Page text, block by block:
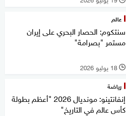
عالم
سنتكوم: الحصار البحري على إيران
مستمر "بصرامة"
l 18 يوليو 2026
رياضة
إنفانتينو: مونديال 2026 "أعظم بطولة
كأس عالم في التاريخ"